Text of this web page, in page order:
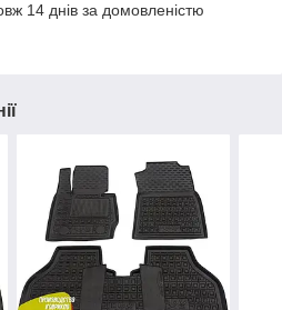
14 днів за домовленістю